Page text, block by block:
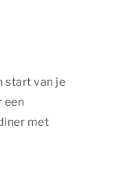
start van je
een
met